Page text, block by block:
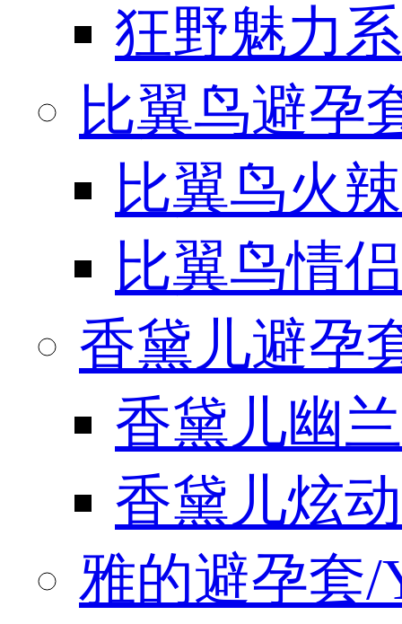
狂野魅力
比翼鸟避孕
比翼鸟火
比翼鸟情
香黛儿避孕
香黛儿幽
香黛儿炫
雅的避孕套/